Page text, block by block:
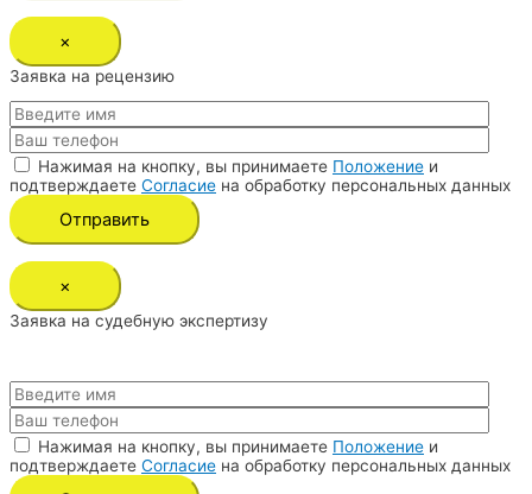
×
Заявка на рецензию
Нажимая на кнопку, вы принимаете Положение и
подтверждаете Согласие на обработку персональных данных
×
Заявка на судебную экспертизу
Нажимая на кнопку, вы принимаете Положение и
подтверждаете Согласие на обработку персональных данных